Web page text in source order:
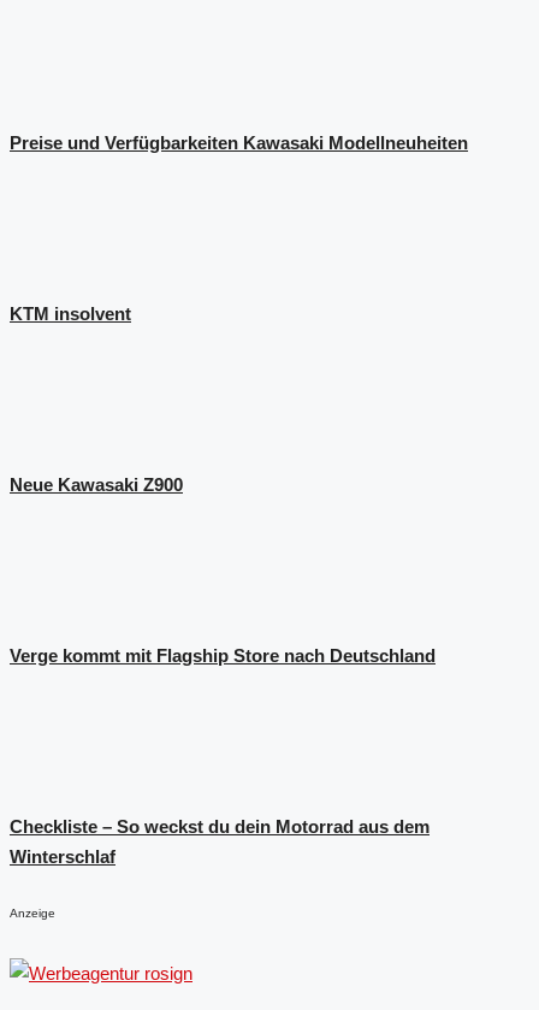
Preise und Verfügbarkeiten Kawasaki Modellneuheiten
KTM insolvent
Neue Kawasaki Z900
Verge kommt mit Flagship Store nach Deutschland
Checkliste – So weckst du dein Motorrad aus dem
Winterschlaf
Anzeige